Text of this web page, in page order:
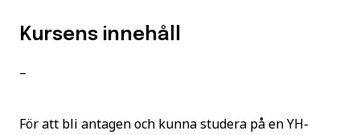
Kursens innehåll
–
För att bli antagen och kunna studera på en YH-